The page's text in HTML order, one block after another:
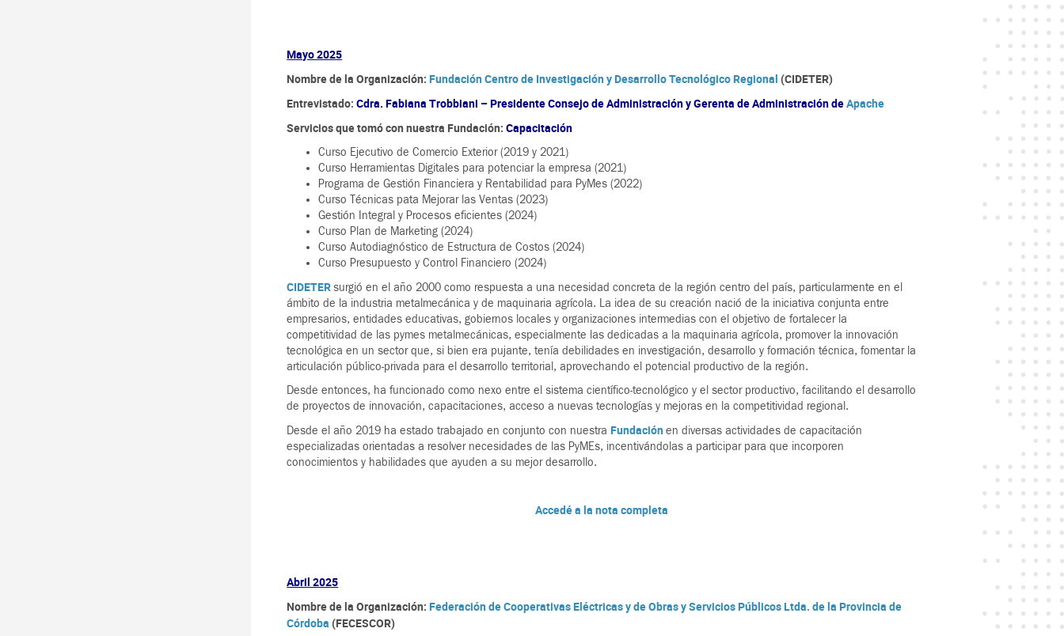
Mayo 2025
Nombre de la Organización: Fundación Centro de Investigación y Desarrollo Tecnológico Regional(CIDETER)
Entrevistado:Cdra. Fabiana Trobbiani – Presidente Consejo de Administración y Gerenta de Administración deApache
Servicios que tomó con nuestra Fundación:Capacitación
Curso Ejecutivo de Comercio Exterior (2019 y 2021)
Curso Herramientas Digitales para potenciar la empresa (2021)
Programa de Gestión Financiera y Rentabilidad para PyMes (2022)
Curso Técnicas pata Mejorar las Ventas (2023)
Gestión Integral y Procesos eficientes (2024)
Curso Plan de Marketing (2024)
Curso Autodiagnóstico de Estructura de Costos (2024)
Curso Presupuesto y Control Financiero (2024)
CIDETERsurgió en el año 2000 como respuesta a una necesidad concreta de la región centro del país, particularmente en el
ámbito de la industria metalmecánica y de maquinaria agrícola. La idea de su creación nació de la iniciativa conjunta entre
empresarios, entidades educativas, gobiernos locales y organizaciones intermedias con el objetivo de fortalecer la
competitividad de las pymes metalmecánicas, especialmente las dedicadas a la maquinaria agrícola, promover la innovación
tecnológica en un sector que, si bien era pujante, tenía debilidades en investigación, desarrollo y formación técnica, fomentar la
articulación público-privada para el desarrollo territorial, aprovechando el potencial productivo de la región.
Desde entonces, ha funcionado como nexo entre el sistema científico-tecnológico y el sector productivo, facilitando el desarrollo
de proyectos de innovación, capacitaciones, acceso a nuevas tecnologías y mejoras en la competitividad regional.
Desde el año 2019 ha estado trabajado en conjunto con nuestra Fundaciónen diversas actividades de capacitación
especializadas orientadas a resolver necesidades de las PyMEs, incentivándolas a participar para que incorporen
conocimientos y habilidades que ayuden a su mejor desarrollo.
Accedé a la nota completa
Abril 2025
Nombre de la Organización: Federación de Cooperativas Eléctricas y de Obras y Servicios Públicos Ltda. de la Provincia de
Córdoba (FECESCOR)